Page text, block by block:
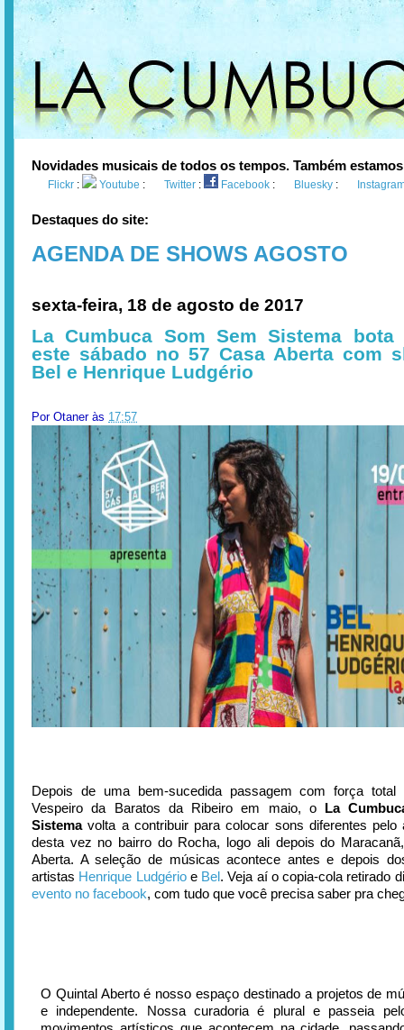
Novidades musicais de todos os tempos. Também
Flickr : Youtube : Twitter : Facebook : Bluesky :
Destaques do site:
AGENDA DE SHOWS AGOSTO
sexta-feira, 18 de agosto de 2017
La Cumbuca Som Sem Sistema bota
este sábado no 57 Casa Aberta com
Bel e Henrique Ludgério
Por Otaner às 17:57
Depois de uma bem-sucedida passagem com força total
Vespeiro da Baratos da Ribeiro em maio, o La
Sistemavolta a contribuir para colocar sons diferentes pelo
desta vez no bairro do Rocha, logo ali depois do
Aberta. A seleção de músicas acontece antes e depois
artistas Henrique Ludgérioe Bel. Veja aí o copia-cola retirado
evento no facebook, com tudo que você precisa saber pra
O Quintal Aberto é nosso espaço destinado a projetos de
e independente. Nossa curadoria é plural e passeia